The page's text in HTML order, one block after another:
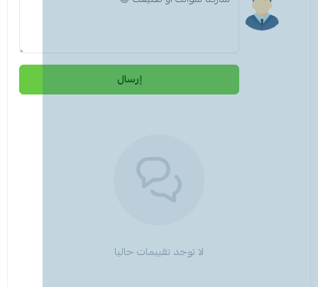
إرسال
لا توجد تقييمات حاليا